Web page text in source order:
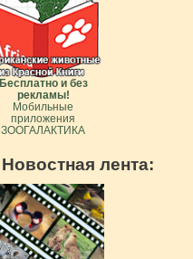
Бесплатно и без
рекламы!
Мобильные
приложения
ЗООГАЛАКТИКА
Новостная лента: